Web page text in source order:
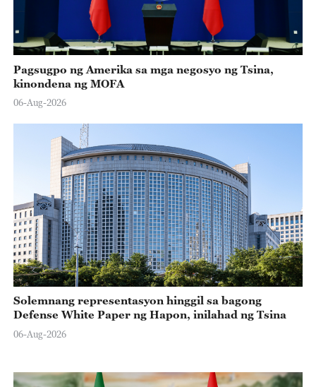
Pagsugpo ng Amerika sa mga negosyo ng Tsina,
kinondena ng MOFA
06-Aug-2026
Solemnang representasyon hinggil sa bagong
Defense White Paper ng Hapon, inilahad ng Tsina
06-Aug-2026